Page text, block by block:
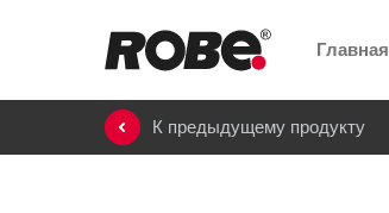
Главная
К предыдущему продукту